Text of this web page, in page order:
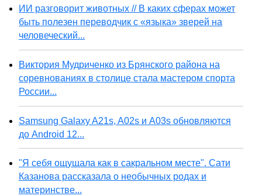
ИИ разговорит животных // В каких сферах может
быть полезен переводчик с «языка» зверей на
человеческий...
Виктория Мудриченко из Брянского района на
соревнованиях в столице стала мастером спорта
России...
Samsung Galaxy A21s, A02s и A03s обновляются
до Android 12...
"Я себя ощущала как в сакральном месте". Сати
Казанова рассказала о необычных родах и
материнстве...